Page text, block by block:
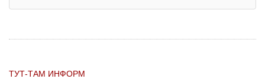
ТУТ-ТАМ ИНФОРМ